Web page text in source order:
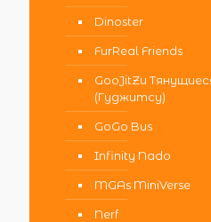
Dinoster
FurReal Friends
GooJitZu
(Гуджитсу)
GoGo Bus
Infinity Nado
MGAs MiniVerse
Nerf